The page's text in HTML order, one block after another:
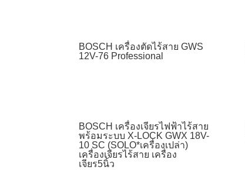
BOSCH เครื่องตัดไร้สาย GWS
12V-76 Professional
BOSCH เครื่องเจียรไฟฟ้าไร้สาย
พร้อมระบบ X-LOCK GWX 18V-
10 SC (SOLO*เครื่องเปล่า)
เครื่องเจียรไร้สาย เครื่อง
เจียร5นิ้ว